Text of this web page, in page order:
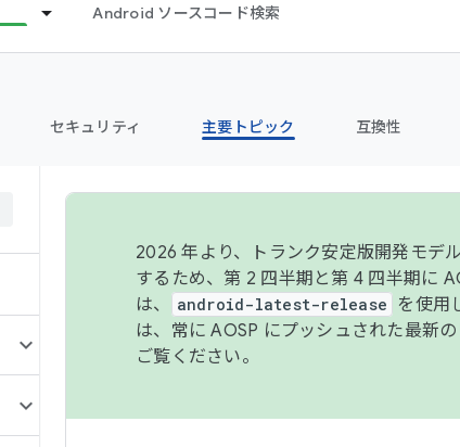
Android ソースコード検索
セキュリティ 主要トピック 互換性
2026 年より、トランク安定版開発モデ
するため、第 2 四半期と第 4 四半期に
は、
android-latest-release を使用
は、常に AOSP にプッシュされた最新
ご覧ください。